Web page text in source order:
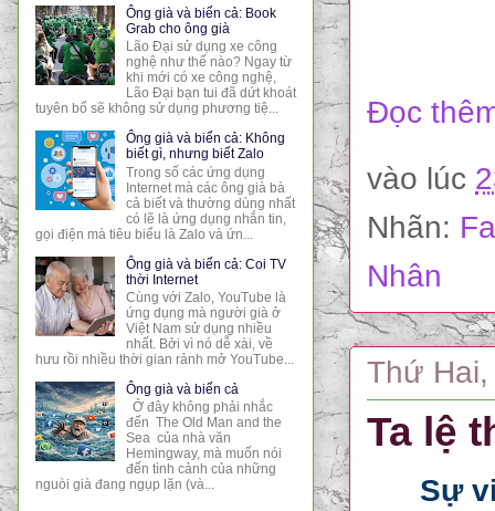
Đọc
vào lúc
Nhãn:
Nhân
Thứ
Ta lệ
Sự
Ông già và biển cả: Book
Grab cho ông già
Lão Đại sử dụng xe công
nghệ như thế nào? Ngay từ
khi mới có xe công nghệ,
Lão Đại bạn tui đã dứt khoát
tuyên bố sẽ không sử dụng phương tiệ...
Ông già và biển cả: Không
biết gì, nhưng biết Zalo
Trong số các ứng dụng
Internet mà các ông già bà
cả biết và thường dùng nhất
có lẽ là ứng dụng nhắn tin,
gọi điện mà tiêu biểu là Zalo và ứn...
Ông già và biển cả: Coi TV
thời Internet
Cùng với Zalo, YouTube là
ứng dụng mà người già ở
Việt Nam sử dụng nhiều
nhất. Bởi vì nó dễ xài, về
hưu rồi nhiều thời gian rảnh mở YouTube...
Ông già và biển cả
Ở đây không phải nhắc
đến The Old Man and the
Sea của nhà văn
Hemingway, mà muốn nói
đến tình cảnh của những
nguòi già đang ngụp lặn (và...